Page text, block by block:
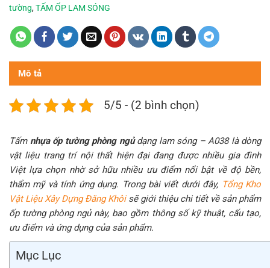
tường,TẤM ỐP LAM SÓNG
Mô tả
5/5 - (2 bình chọn)
Tấm nhựa ốp tường phòng ngủdạng lam sóng – A038 là dòng
vật liệu trang trí nội thất hiện đại đang được nhiều gia đình
Việt lựa chọn nhờ sở hữu nhiều ưu điểm nổi bật về độ bền,
thẩm mỹ và tính ứng dụng. Trong bài viết dưới đây, Tổng Kho
Vật Liệu Xây Dựng Đăng Khôisẽ giới thiệu chi tiết về sản phẩm
ốp tường phòng ngủ này, bao gồm thông số kỹ thuật, cấu tạo,
ưu điểm và ứng dụng của sản phẩm.
Mục Lục